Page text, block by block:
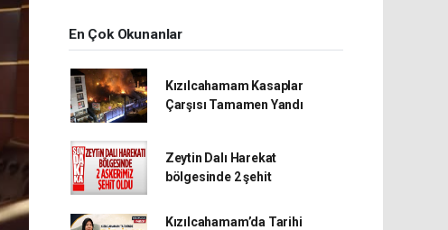
En Çok Okunanlar
Kızılcahamam Kasaplar
Çarşısı Tamamen Yandı
Zeytin Dalı Harekat
bölgesinde 2 şehit
Kızılcahamam’da Tarihi